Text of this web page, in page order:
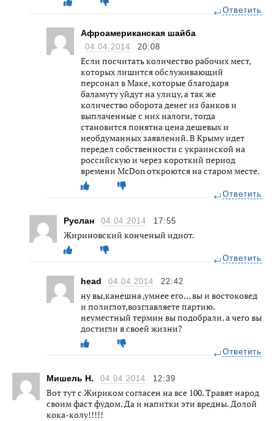
Ответить
Афроамериканская шайба
04.04.2014 20:08
Если посчитать количество рабочих мест,
которых лишится обслуживающий
персонал в Маке, которые благодаря
баламуту уйдут на улицу, а так же
количество оборота денег из банков и
выплаченные с них налоги, тогда
становится понятна цена дешевых и
необдуманных заявлений. В Крыму идет
передел собственности с украинской на
российскую и через короткий период
времени МcDon откроются на старом месте.
Ответить
Руслан 04.04.2014 17:55
Жириновский конченый идиот.
Ответить
head 04.04.2014 22:42
ну вы,канешна ,умнее его… вы и востоковед
и полиглот,возглавляете партию.
неуместный термин вы подобрали. а чего вы
достигли в своей жизни?
Ответить
Мишель Н. 04.04.2014 12:39
Вот тут с Жириком согласен на все 100. Травят народ
своим фаст фудом. Да и напитки эти вредны. Долой
кока-колу!!!!!